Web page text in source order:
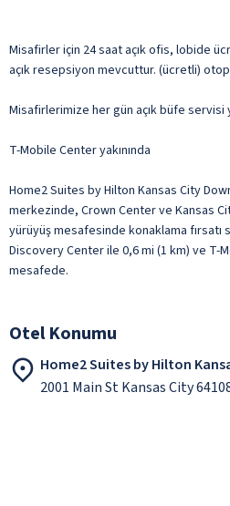
Misafirler için 24 saat açık ofis, lobide
açık resepsiyon mevcuttur. (ücretli)
Misafirlerimize her gün açık büfe servisi
T-Mobile Center yakınında
Home2 Suites by Hilton Kansas City
merkezinde, Crown Center ve Kansas
yürüyüş mesafesinde konaklama fırsatı
Discovery Center ile 0,6 mi (1 km) ve T-
mesafede.
Otel Konumu
Home2 Suites by Hilton
2001 Main St Kansas City